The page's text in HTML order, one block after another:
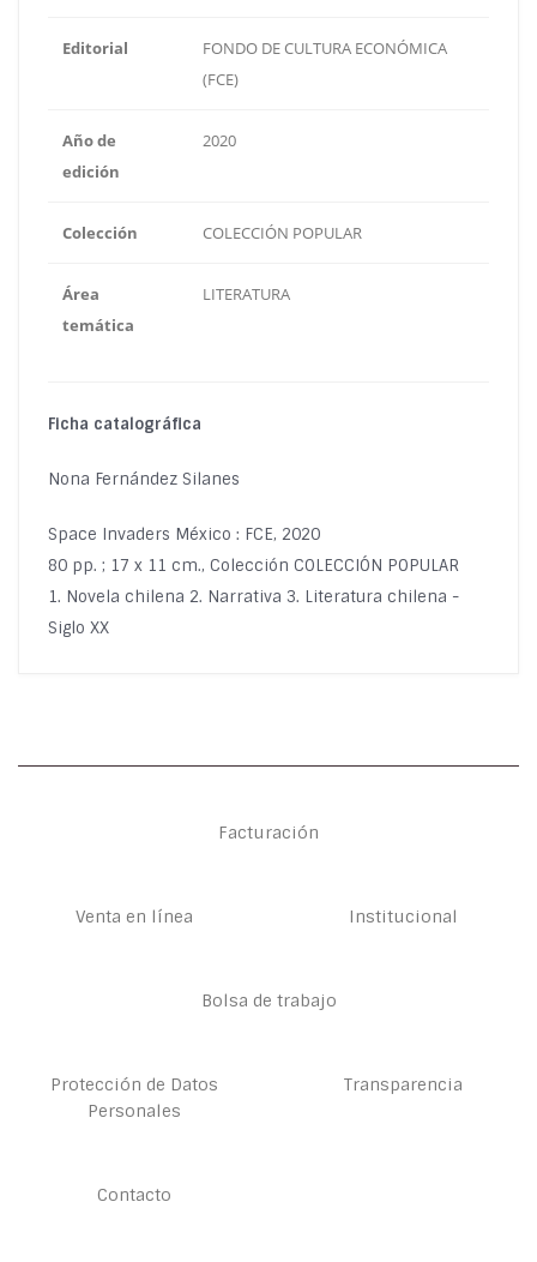
Editorial
FONDO DE CULTURA ECONÓMICA
(FCE)
Año de
edición
2020
Colección COLECCIÓN POPULAR
Área
temática
LITERATURA
Ficha catalográfica
Nona Fernández Silanes
Space Invaders México : FCE, 2020
80 pp. ; 17 x 11 cm., Colección COLECCIÓN POPULAR
1. Novela chilena 2. Narrativa 3. Literatura chilena -
Siglo XX
Facturación
Venta en línea Institucional
Bolsa de trabajo
Protección de Datos
Personales
Transparencia
Contacto